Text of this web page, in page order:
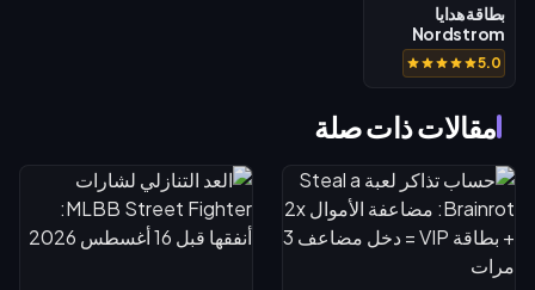
بطاقة هدايا
Nordstrom
Rack (US)
5.0
مقالات ذات صلة